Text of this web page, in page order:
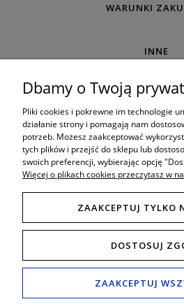
WARUNKI
INNE
MOJE
O SKLEPIE
Tel. mobil: 506 034 222
Tel. Fax: (+48) 65
e-mail:
Salon i
Dbamy o Twoją
Pliki cookies i pokrewne im technologie
działanie strony i pomagają nam
potrzeb. Możesz zaakceptować
tych plików i przejść do sklepu lub
swoich preferencji, wybierając opcję
Więcej o plikach cookies przeczytasz w
ZAAKCEPTUJ TYLKO
DOSTOSUJ
ZAAKCEPTUJ